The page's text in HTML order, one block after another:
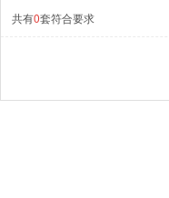
共有0套符合要求